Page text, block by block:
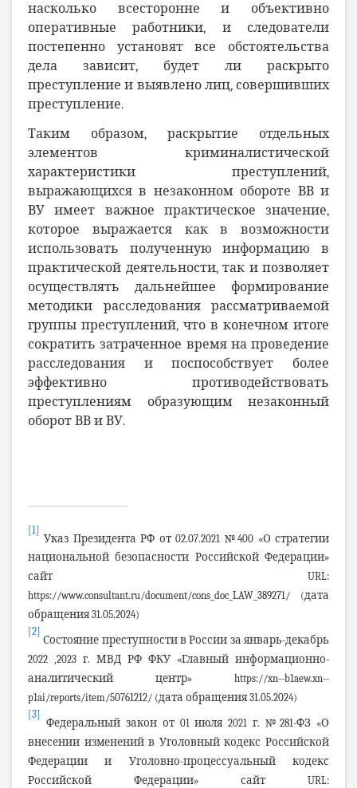
насколько всесторонне и объективно
оперативные работники, и следователи
постепенно установят все обстоятельства
дела зависит, будет ли раскрыто
преступление и выявлено лиц, совершивших
преступление.
Таким образом, раскрытие отдельных
элементов криминалистической
характеристики преступлений,
выражающихся в незаконном обороте ВВ и
ВУ имеет важное практическое значение,
которое выражается как в возможности
использовать полученную информацию в
практической деятельности, так и позволяет
осуществлять дальнейшее формирование
методики расследования рассматриваемой
группы преступлений, что в конечном итоге
сократить затраченное время на проведение
расследования и поспособствует более
эффективно противодействовать
преступлениям образующим незаконный
оборот ВВ и ВУ.
[1]
Указ Президента РФ от 02.07.2021 №400 «О стратегии
национальной безопасности Российской Федерации»
сайт URL:
https://www.consultant.ru/document/cons_doc_LAW_389271/ (дата
обращения 31.05.2024)
[2]
Состояние преступности в России за январь-декабрь
2022 ,2023 г. МВД РФ ФКУ «Главный информационно-
аналитический центр» https://xn--b1aew.xn--
p1ai/reports/item/50761212/ (дата обращения 31.05.2024)
[3]
Федеральный закон от 01 июля 2021 г. №281-ФЗ «О
внесении изменений в Уголовный кодекс Российской
Федерации и Уголовно-процессуальный кодекс
Российской Федерации» сайт URL: